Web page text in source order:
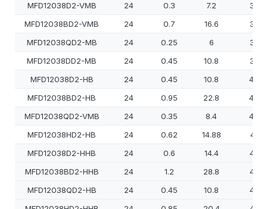
MFD12038D2-VMB
24 0.3 7.2
MFD12038BD2-VMB
24 0.7 16.6
MFD12038QD2-MB
24 0.25 6
MFD12038DD2-MB
24 0.45 10.8
MFD12038D2-HB
24 0.45 10.8
MFD12038BD2-HB
24 0.95 22.8
MFD12038QD2-VMB
24 0.35 8.4
MFD12038HD2-HB
24 0.62 14.88
MFD12038D2-HHB
24 0.6 14.4
MFD12038BD2-HHB
24 1.2 28.8
MFD12038QD2-HB
24 0.45 10.8